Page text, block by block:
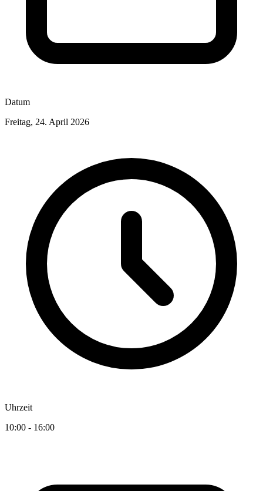
Datum
Freitag, 24. April 2026
Uhrzeit
10:00 - 16:00